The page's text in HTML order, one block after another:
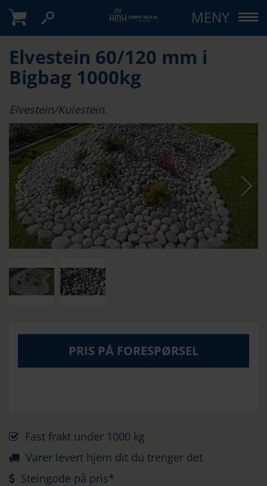
MENY
Elvestein 60/120 mm i
Bigbag 1000kg
Elvestein/Kulestein.
PRIS PÅ FORESPØRSEL
Fast frakt under 1000 kg
Varer levert hjem dit du trenger det
Steingode på pris*